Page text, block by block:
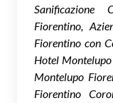
Sanificazione
Fiorentino,
Fiorentino con
Hotel
Montelupo
Fiorentino